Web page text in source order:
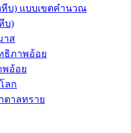
หีบ) แบบเขตคำนวณ
บ)
าส
ธิภาพอ้อย
พอ้อย
ลก
ตาลทราย